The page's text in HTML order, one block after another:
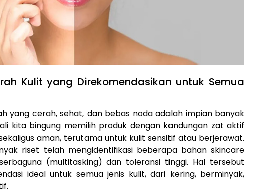
Kulit yang Direkomendasikan untuk Semua
yang cerah, sehat, dan bebas noda adalah impian banyak
kita bingung memilih produk dengan kandungan zat aktif
aman, terutama untuk kulit sensitif atau berjerawat.
riset telah mengidentifikasi beberapa bahan skincare
(multitasking) dan toleransi tinggi. Hal tersebut
ideal untuk semua jenis kulit, dari kering, berminyak,